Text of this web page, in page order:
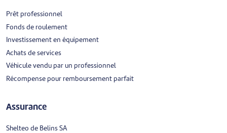
Prêt professionnel
Fonds de roulement
Investissement en équipement
Achats de services
Véhicule vendu par un professionnel
Récompense pour remboursement parfait
Assurance
Shelteo de Belins SA